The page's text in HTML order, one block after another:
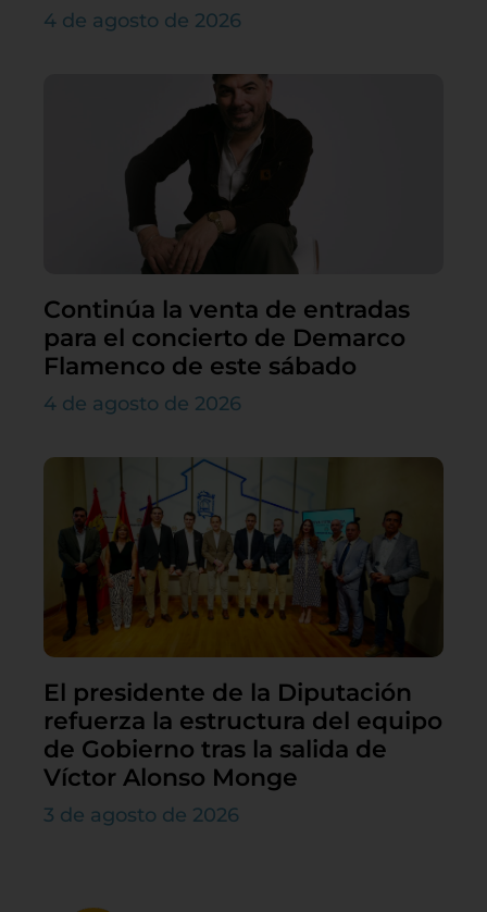
4 de agosto de 2026
Continúa la venta de entradas
para el concierto de Demarco
Flamenco de este sábado
4 de agosto de 2026
El presidente de la Diputación
refuerza la estructura del equipo
de Gobierno tras la salida de
Víctor Alonso Monge
3 de agosto de 2026